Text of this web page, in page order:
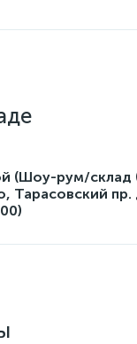
(Шоу-рум/склад
Тарасовский